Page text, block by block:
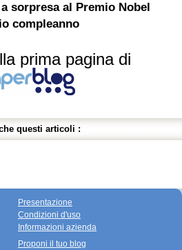
sorpresa al Premio Nobel
compleanno
prima pagina di
questi articoli :
Presentazione
Condizioni d'uso
Informazioni azienda
Proponi il tuo blog